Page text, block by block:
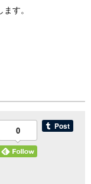
す。
0